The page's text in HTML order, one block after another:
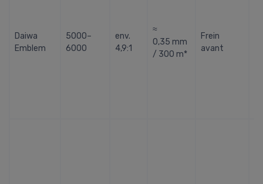
Daiwa
Emblem
5000–
6000
env.
4,9:1
≈
0,35 mm
/ 300 m*
Frein
avant